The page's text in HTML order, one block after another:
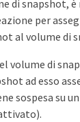
di snapshot,
per
al volume di
volume di
ad esso
sospesa su